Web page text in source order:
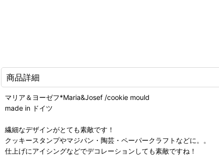
商品詳細
マリア＆ヨーゼフ*Maria&Josef /cookie mould
made in ドイツ
繊細なデザインがとても素敵です！
クッキースタンプやマジパン・陶芸・ペーパークラフトなどに。。
仕上げにアイシングなどでデコレーションしても素敵ですね！